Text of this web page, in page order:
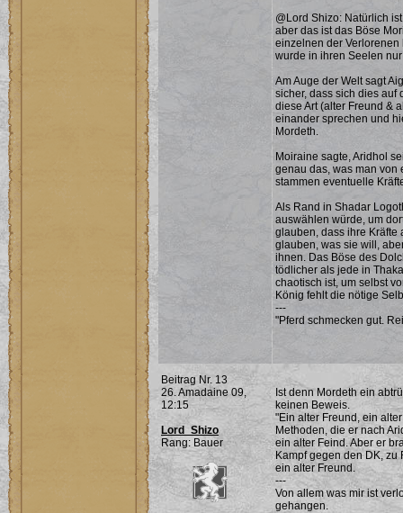
@Lord Shizo: Natürlich
aber das ist das Böse
einzelnen der Verlorenen
wurde in ihren Seelen
Am Auge der Welt sagt
sicher, dass sich dies auf
diese Art (alter Freund &
einander sprechen und
Mordeth.
Moiraine sagte, Aridhol
genau das, was man von
stammen eventuelle
Als Rand in Shadar
auswählen würde, um
glauben, dass ihre Kräfte
glauben, was sie will,
ihnen. Das Böse des
tödlicher als jede in
chaotisch ist, um selbst
König fehlt die nötige
---
"Pferd schmecken gut.
Beitrag Nr. 13
26. Amadaine 09,
12:15
Lord_Shizo
Rang: Bauer
Ist denn Mordeth ein
keinen Beweis.
"Ein alter Freund, ein
Methoden, die er nach
ein alter Feind. Aber er
Kampf gegen den DK,
ein alter Freund.
---
Von allem was mir ist
gehangen.